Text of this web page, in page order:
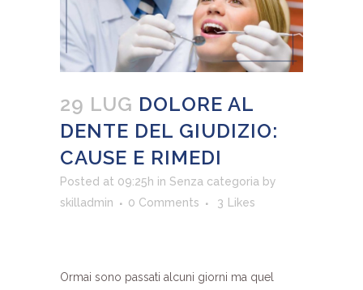
29 LUG DOLORE AL
DENTE DEL GIUDIZIO:
CAUSE E RIMEDI
Posted at 09:25h in Senza categoria by
skilladmin
0 Comments 3 Likes
Ormai sono passati alcuni giorni ma quel